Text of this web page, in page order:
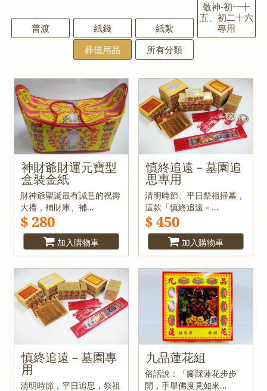
普渡 紙錢 紙紮
敬神-初一十
五、初二十六
專用
葬儀用品
所有分類
神財爺財運元寶型
盒裝金紙
財神爺聖誕最有誠意的祝壽
大禮，補財庫、補...
$ 280
加入購物車
慎終追遠－墓園追
思專用
清明時節、平日祭祖掃墓，
這款「慎終追遠－...
$ 450
加入購物車
慎終追遠－墓園專
用
清明時節，平日追思，祭祖
九品蓮花組
俗話說：「腳踩蓮花步步
開，手舉佛度見如來...